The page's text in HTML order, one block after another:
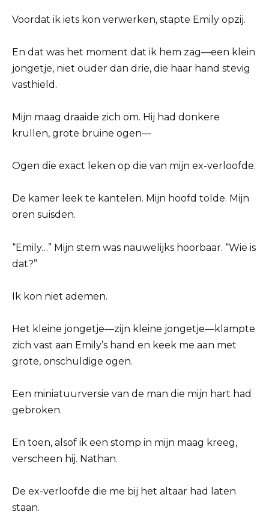
Voordat ik iets kon verwerken, stapte Emily opzij.
En dat was het moment dat ik hem zag—een klein
jongetje, niet ouder dan drie, die haar hand stevig
vasthield.
Mijn maag draaide zich om. Hij had donkere
krullen, grote bruine ogen—
Ogen die exact leken op die van mijn ex-verloofde.
De kamer leek te kantelen. Mijn hoofd tolde. Mijn
oren suisden.
“Emily…” Mijn stem was nauwelijks hoorbaar. “Wie is
dat?”
Ik kon niet ademen.
Het kleine jongetje—zijn kleine jongetje—klampte
zich vast aan Emily’s hand en keek me aan met
grote, onschuldige ogen.
Een miniatuurversie van de man die mijn hart had
gebroken.
En toen, alsof ik een stomp in mijn maag kreeg,
verscheen hij. Nathan.
De ex-verloofde die me bij het altaar had laten
staan.